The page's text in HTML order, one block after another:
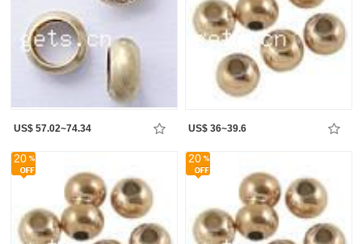
US$ 57.02~74.34 US$ 36~39.6
20 20